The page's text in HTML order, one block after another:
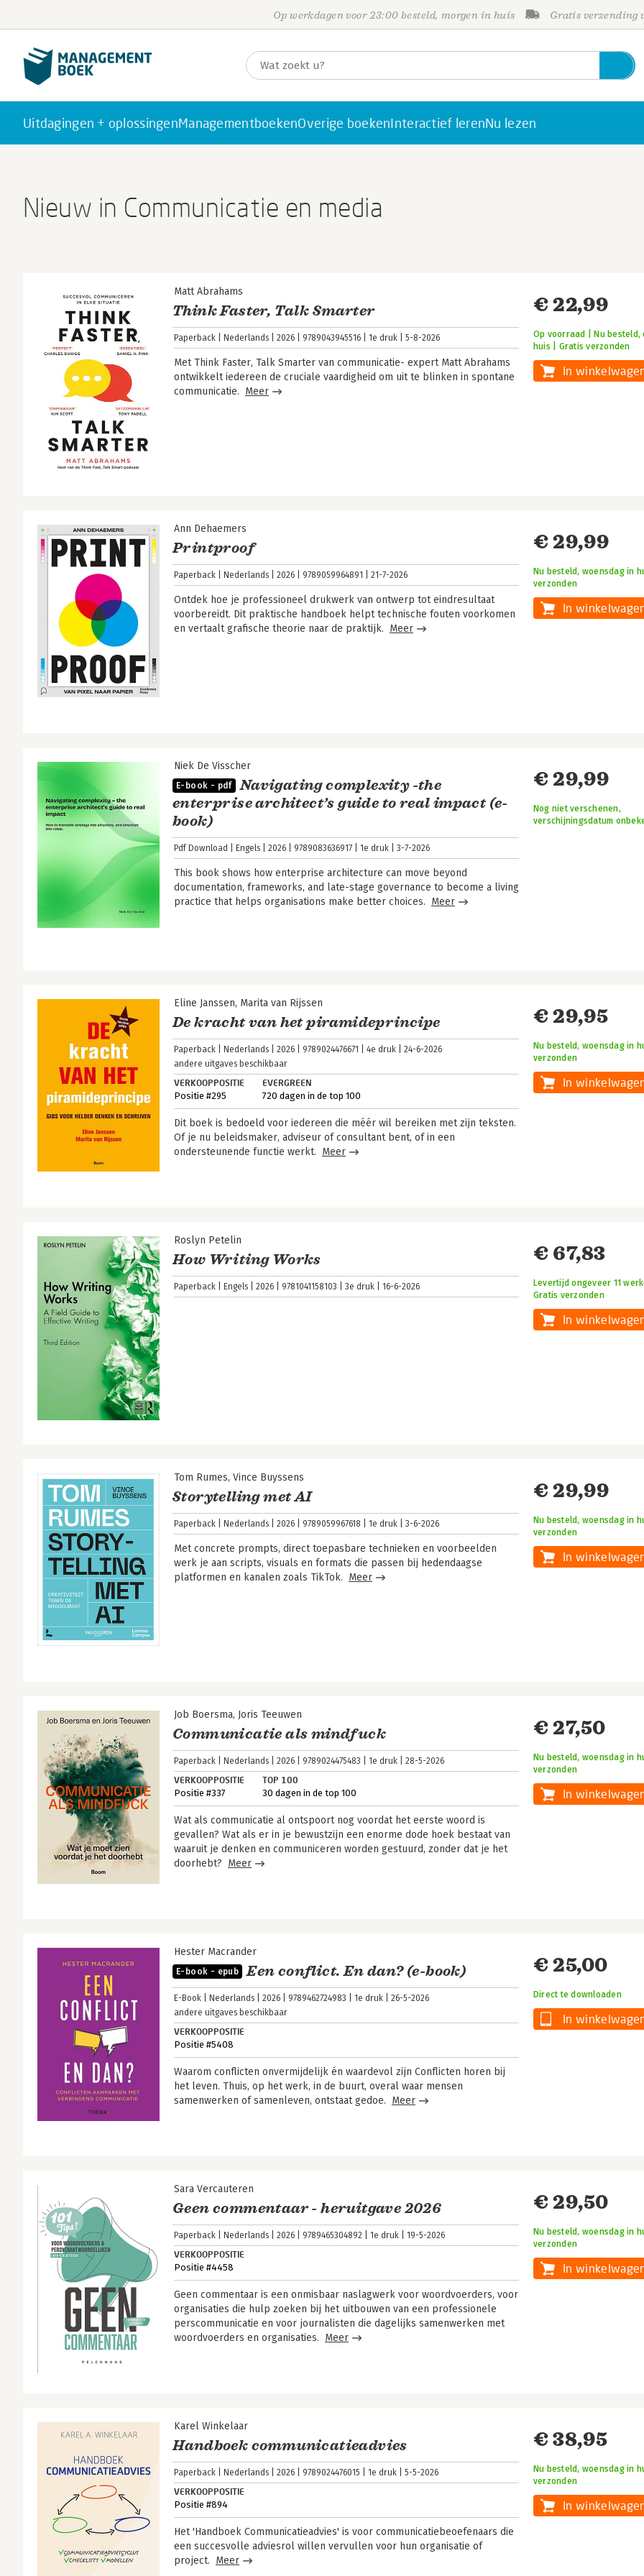
Op werkdagen voor 23:00 besteld, morgen in huis Gratis verzending
Uitdagingen + oplossingenManagementboekenOverige boekenInteractief lerenNu lezen
Nieuw in Communicatie en media
Matt Abrahams
Think Faster, Talk Smarter
Paperback Nederlands 2026 9789043945516 1e druk 5-8-2026
Met Think Faster, Talk Smarter van communicatie- expert Matt Abrahams
ontwikkelt iedereen de cruciale vaardigheid om uit te blinken in spontane
communicatie. Meer
€ 22,99
Op voorraad | Nu besteld,
huis | Gratis verzonden
In
Ann Dehaemers
Printproof
Paperback Nederlands 2026 9789059964891 21-7-2026
Ontdek hoe je professioneel drukwerk van ontwerp tot eindresultaat
voorbereidt. Dit praktische handboek helpt technische fouten voorkomen
en vertaalt grafische theorie naar de praktijk. Meer
€ 29,99
Nu besteld, woensdag in
verzonden
In
Niek De Visscher
E-book - pdf
Navigating complexity -the
enterprise architect’s guide to real impact (e-
book)
Pdf Download Engels 2026 9789083636917 1e druk 3-7-2026
This book shows how enterprise architecture can move beyond
documentation, frameworks, and late-stage governance to become a living
practice that helps organisations make better choices. Meer
€ 29,99
Nog niet verschenen,
verschijningsdatum
Eline Janssen Marita van Rijssen
De kracht van het piramideprincipe
Paperback Nederlands 2026 9789024476671 4e druk
24-6-2026
andere uitgaves beschikbaar
VERKOOPPOSITIE
Positie #295
EVERGREEN
720 dagen in de top 100
Dit boek is bedoeld voor iedereen die méér wil bereiken met zijn teksten.
Of je nu beleidsmaker, adviseur of consultant bent, of in een
ondersteunende functie werkt. Meer
€ 29,95
Nu besteld, woensdag in
verzonden
In
Roslyn Petelin
How Writing Works
Paperback Engels 2026 9781041158103 3e druk 16-6-2026
€ 67,83
Levertijd ongeveer 11
Gratis verzonden
In
Tom Rumes Vince Buyssens
Storytelling met AI
Paperback Nederlands 2026 9789059967618 1e druk 3-6-2026
Met concrete prompts, direct toepasbare technieken en voorbeelden
werk je aan scripts, visuals en formats die passen bij hedendaagse
platformen en kanalen zoals TikTok. Meer
€ 29,99
Nu besteld, woensdag in
verzonden
In
Job Boersma Joris Teeuwen
Communicatie als mindfuck
Paperback Nederlands 2026 9789024475483 1e druk 28-5-2026
VERKOOPPOSITIE
Positie #337
TOP 100
30 dagen in de top 100
Wat als communicatie al ontspoort nog voordat het eerste woord is
gevallen? Wat als er in je bewustzijn een enorme dode hoek bestaat van
waaruit je denken en communiceren worden gestuurd, zonder dat je het
doorhebt? Meer
€ 27,50
Nu besteld, woensdag in
verzonden
In
Hester Macrander
E-book - epub Een conflict. En dan? (e-book)
E-Book Nederlands 2026 9789462724983 1e druk
26-5-2026
andere uitgaves beschikbaar
VERKOOPPOSITIE
Positie #5408
Waarom conflicten onvermijdelijk én waardevol zijn Conflicten horen bij
het leven. Thuis, op het werk, in de buurt, overal waar mensen
samenwerken of samenleven, ontstaat gedoe. Meer
€ 25,00
Direct te downloaden
In
Sara Vercauteren
Geen commentaar - heruitgave 2026
Paperback Nederlands 2026 9789465304892 1e druk 19-5-2026
VERKOOPPOSITIE
Positie #4458
Geen commentaar is een onmisbaar naslagwerk voor woordvoerders, voor
organisaties die hulp zoeken bij het uitbouwen van een professionele
perscommunicatie en voor journalisten die dagelijks samenwerken met
woordvoerders en organisaties. Meer
€ 29,50
Nu besteld, woensdag in
verzonden
In
Karel Winkelaar
Handboek communicatieadvies
Paperback Nederlands 2026 9789024476015 1e druk 5-5-2026
VERKOOPPOSITIE
Positie #894
Het 'Handboek Communicatieadvies' is voor communicatiebeoefenaars die
een succesvolle adviesrol willen vervullen voor hun organisatie of
project. Meer
€ 38,95
Nu besteld, woensdag in
verzonden
In